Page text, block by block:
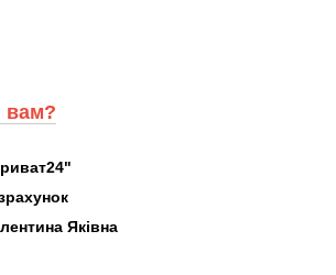
вам?
Яківна